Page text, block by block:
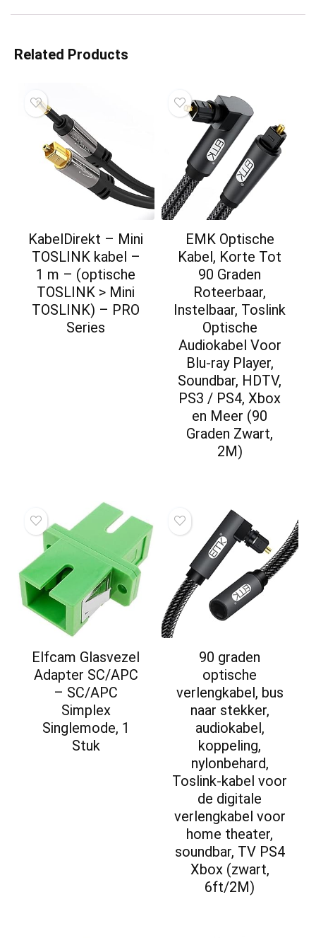
Related Products
KabelDirekt – Mini
TOSLINK kabel –
1 m – (optische
TOSLINK > Mini
TOSLINK) – PRO
Series
EMK Optische
Kabel, Korte Tot
90 Graden
Roteerbaar,
Instelbaar, Toslink
Optische
Audiokabel Voor
Blu-ray Player,
Soundbar, HDTV,
PS3 / PS4, Xbox
en Meer (90
Graden Zwart,
2M)
Elfcam Glasvezel
Adapter SC/APC
– SC/APC
Simplex
Singlemode, 1
Stuk
90 graden
optische
verlengkabel, bus
naar stekker,
audiokabel,
koppeling,
nylonbehard,
Toslink-kabel voor
de digitale
verlengkabel voor
home theater,
soundbar, TV PS4
Xbox (zwart,
6ft/2M)